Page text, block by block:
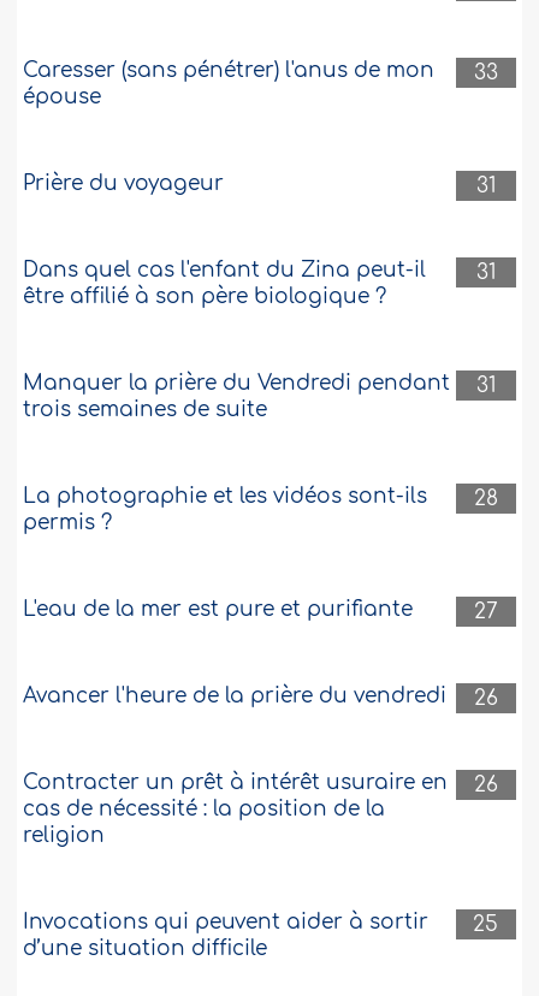
33
Caresser (sans pénétrer) l'anus de mon
épouse
31
Prière du voyageur
31
Dans quel cas l'enfant du Zina peut-il
être affilié à son père biologique ?
31
Manquer la prière du Vendredi pendant
trois semaines de suite
28
La photographie et les vidéos sont-ils
permis ?
27
L'eau de la mer est pure et purifiante
26
Avancer l'heure de la prière du vendredi
26
Contracter un prêt à intérêt usuraire en
cas de nécessité : la position de la
religion
25
Invocations qui peuvent aider à sortir
d’une situation difficile